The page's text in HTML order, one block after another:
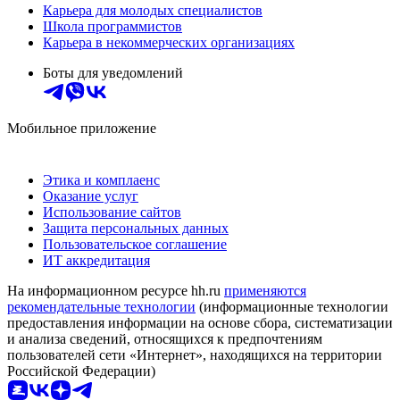
Карьера для молодых специалистов
Школа программистов
Карьера в некоммерческих организациях
Боты для уведомлений
Мобильное приложение
Этика и комплаенс
Оказание услуг
Использование сайтов
Защита персональных данных
Пользовательское соглашение
ИТ аккредитация
На информационном ресурсе hh.ru применяются
рекомендательные технологии (информационные технологии
предоставления информации на основе сбора, систематизации
и анализа сведений, относящихся к предпочтениям
пользователей сети «Интернет», находящихся на территории
Российской Федерации)